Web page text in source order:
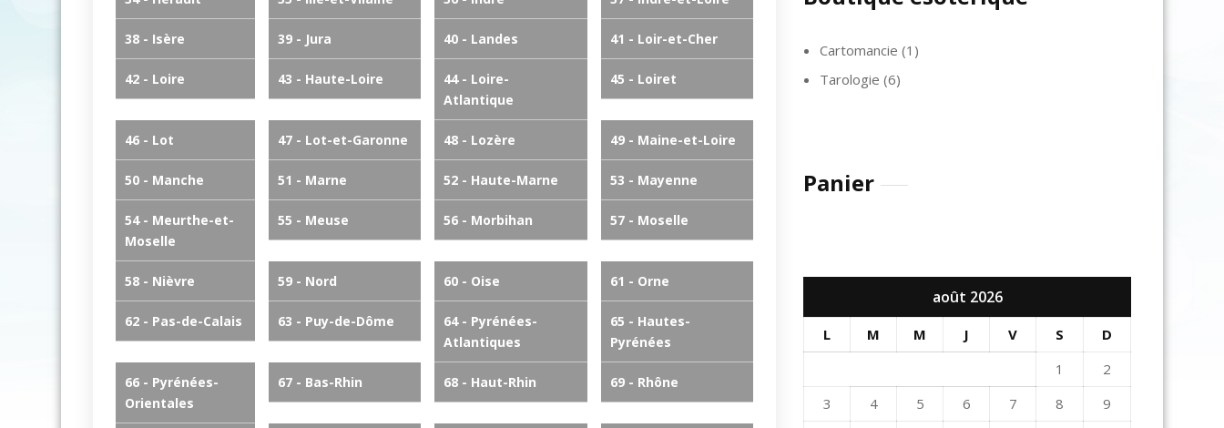
38 - Isère 39 - Jura 40 - Landes 41 - Loir-et-Cher
42 - Loire 43 - Haute-Loire
44 - Loire-
Atlantique
45 - Loiret
46 - Lot 47 - Lot-et-Garonne 48 - Lozère 49 - Maine-et-Loire
50 - Manche 51 - Marne 52 - Haute-Marne 53 - Mayenne
54 - Meurthe-et-
Moselle
55 - Meuse 56 - Morbihan 57 - Moselle
58 - Nièvre 59 - Nord 60 - Oise 61 - Orne
62 - Pas-de-Calais 63 - Puy-de-Dôme
64 - Pyrénées-
Atlantiques
65 - Hautes-
Pyrénées
66 - Pyrénées-
Orientales
67 - Bas-Rhin 68 - Haut-Rhin 69 - Rhône
Cartomancie (1)
Tarologie (6)
Panier
août 2026
L M M J V S
D
1
2
3
4 5 6 7 8
9